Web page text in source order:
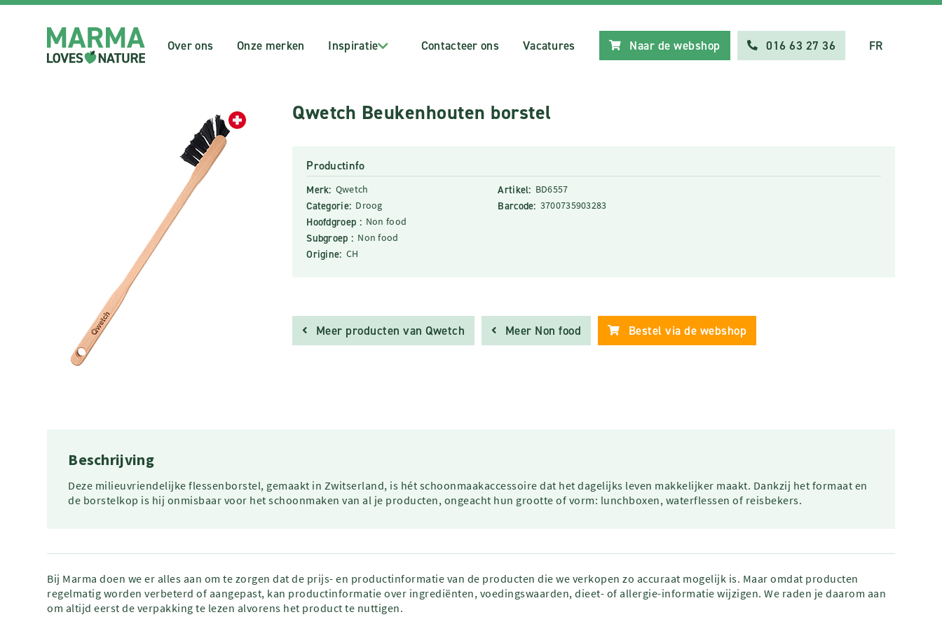
Over ons Onze merken Inspiratie Contacteer ons Vacatures Naar de webshop 016 63 27 36 FR
Qwetch Beukenhouten borstel
Productinfo
Merk: Qwetch
Categorie: Droog
Hoofdgroep : Non food
Subgroep : Non food
Origine: CH
Artikel: BD6557
Barcode: 3700735903283
Meer producten van Qwetch Meer Non food Bestel via de webshop
Beschrijving
Deze milieuvriendelijke flessenborstel, gemaakt in Zwitserland, is hét schoonmaakaccessoire dat het dagelijks leven makkelijker maakt. Dankzij het formaat en
de borstelkop is hij onmisbaar voor het schoonmaken van al je producten, ongeacht hun grootte of vorm: lunchboxen, waterflessen of reisbekers.
Bij Marma doen we er alles aan om te zorgen dat de prijs- en productinformatie van de producten die we verkopen zo accuraat mogelijk is. Maar omdat producten
regelmatig worden verbeterd of aangepast, kan productinformatie over ingrediënten, voedingswaarden, dieet- of allergie-informatie wijzigen. We raden je daarom aan
om altijd eerst de verpakking te lezen alvorens het product te nuttigen.